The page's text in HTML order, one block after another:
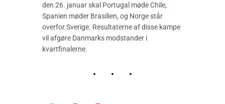
den 26. januar skal Portugal møde Chile,
Spanien møder Brasilien, og Norge står
overfor Sverige. Resultaterne af disse kampe
vil afgøre Danmarks modstander i
kvartfinalerne.